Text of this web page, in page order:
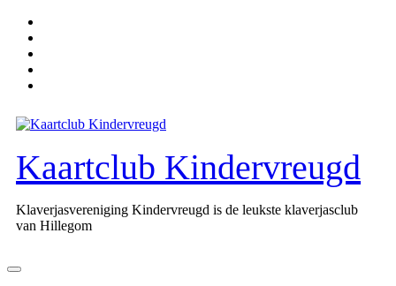
naar
inhoud
Kaartclub Kindervreugd
Klaverjasvereniging Kindervreugd is de leukste klaverjasclub
van Hillegom
Open